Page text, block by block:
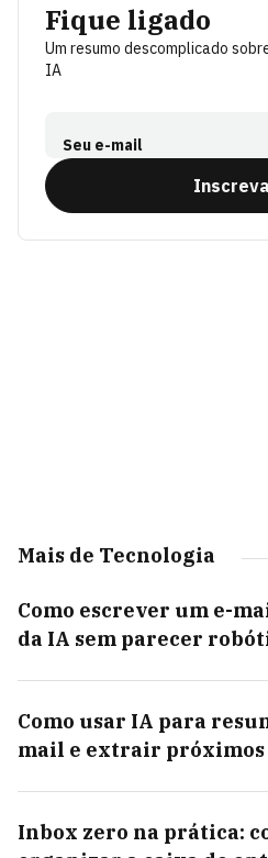
Fique ligado
Um resumo descomplicado
IA
Seu e-mail
Mais de Tecnologia
Como escrever um e-
da IA sem parecer
Como usar IA para
mail e extrair próximos
Inbox zero na prática: